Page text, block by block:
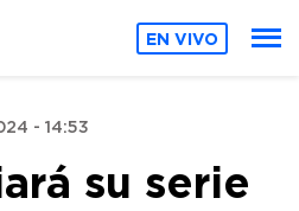
EN VIVO
- 14:53
su serie